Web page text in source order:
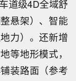
道级4D全域舒
悬架）、智能
力）。还新增
等地形模式，
装路面（参考